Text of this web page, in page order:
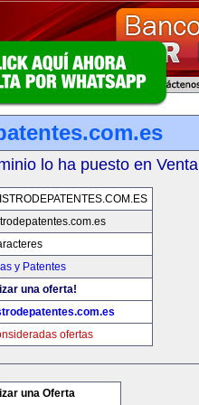
lo ha puesto en Venta
y Patentes
una oferta!
ofertas
una Oferta